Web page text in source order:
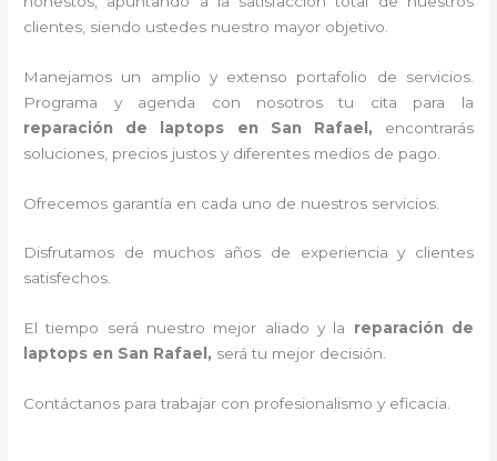
clientes, siendo ustedes nuestro mayor objetivo.
Manejamos un amplio y extenso portafolio de servicios.
Programa y agenda con nosotros tu cita para la
reparación de laptops en San Rafael, encontrarás
soluciones, precios justos y diferentes medios de pago.
Ofrecemos garantía en cada uno de nuestros servicios.
Disfrutamos de muchos años de experiencia y clientes
satisfechos.
El tiempo será nuestro mejor aliado y la reparación de
laptops en San Rafael, será tu mejor decisión.
Contáctanos para trabajar con profesionalismo y eficacia.